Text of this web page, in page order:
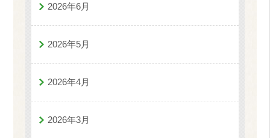
2026年6月
2026年5月
2026年4月
2026年3月